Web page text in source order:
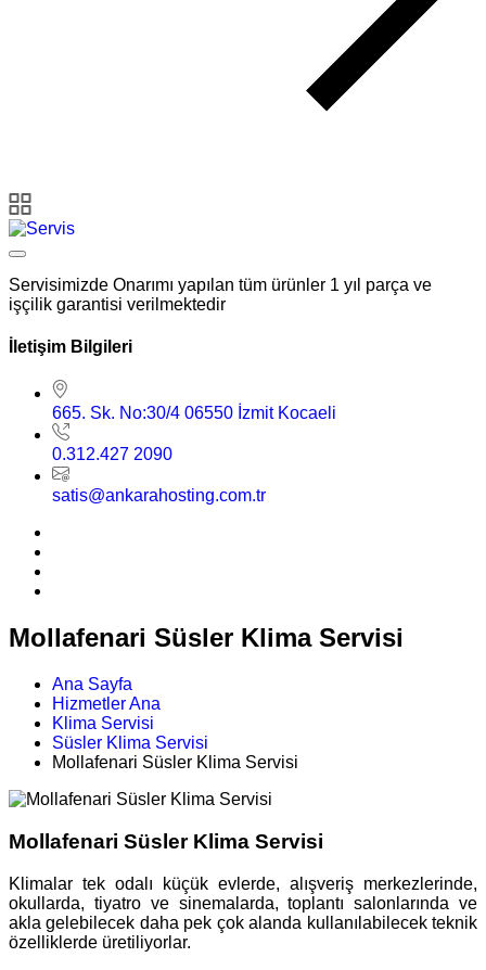
Servisimizde Onarımı yapılan tüm ürünler 1 yıl parça ve
işçilik garantisi verilmektedir
İletişim Bilgileri
665. Sk. No:30/4 06550 İzmit Kocaeli
0.312.427 2090
satis@ankarahosting.com.tr
Mollafenari Süsler Klima Servisi
Ana Sayfa
Hizmetler Ana
Klima Servisi
Süsler Klima Servisi
Mollafenari Süsler Klima Servisi
Mollafenari Süsler Klima Servisi
Klimalar tek odalı küçük evlerde, alışveriş merkezlerinde,
okullarda, tiyatro ve sinemalarda, toplantı salonlarında ve
akla gelebilecek daha pek çok alanda kullanılabilecek teknik
özelliklerde üretiliyorlar.